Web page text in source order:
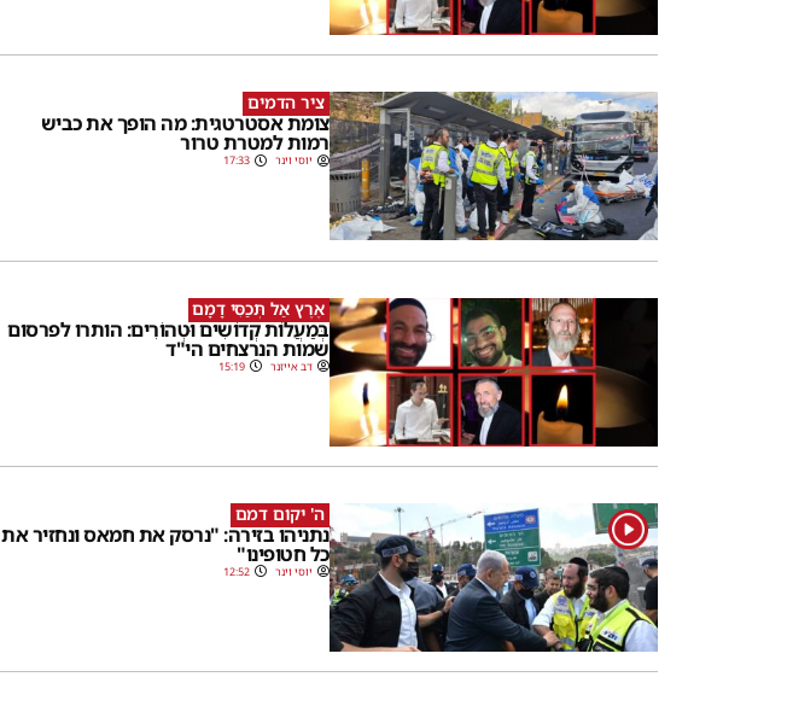
ציר הדמים
צומת אסטרטגית: מה הופך את כביש
רמות למטרת טרור
יוסי וינר 17:33
אֶרֶץ אַל תְּכַסִּי דָמָם
בְּמַעֲלוֹת קְדוֹשִים וּטְהוֹרִים: הותרו לפרסום
שמות הנרצחים הי"ד
דב אייזנר 15:19
1 ה' יקום דמם
נתניהו בזירה: "נרסק את חמאס ונחזיר את
כל חטופינו"
יוסי וינר 12:52